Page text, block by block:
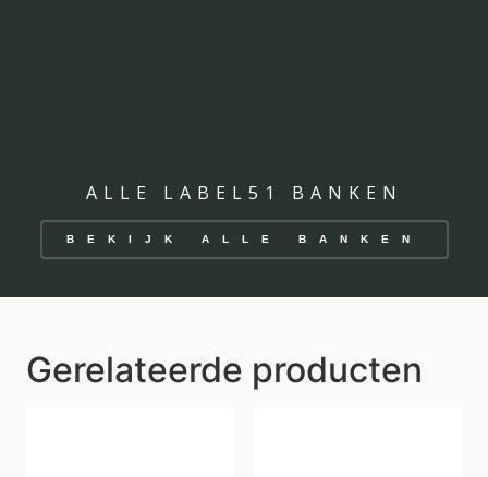
ALLE LABEL51 BANKEN
BEKIJK ALLE BANKEN
Gerelateerde producten